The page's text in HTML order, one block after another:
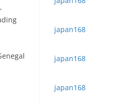
japan168
japan168
japan168